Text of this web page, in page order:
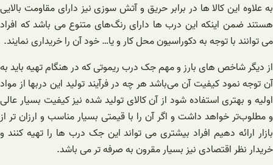
به علاوه این کالا ها در برابر حریق و آتش سوزی نیز دارای مقاومت بالایی
هستند ضمن اینکه این درب ها دارای رنگ‌های متنوع می باشد که افراد
می‌ توانند با توجه به دکوراسیون محل کار و یا… خود آن را خریداری نمایند.
از دیگر شاخص های بارز و مهم جک درب ریموتی که در هنگام تهیه باید به
آن توجه نمود کیفیت آن می‌باشد هر چه در فرآیند تولید این دربها از مواد
اولیه و بهتری استفاده شود از آن کالای تولید شده نیز کیفیت بسیار عالی
و مطلوب‌تر خواهد داشت و اگر آن را با قیمتی بسیار مناسب و ارزان تر از
بازار ارائه دهیم افراد بیشتری می تواند این جک درب ها را تهیه کنند و
خریدار نظر اقتصادی نیز بسیار مقرون به صرفه تر می باشد.